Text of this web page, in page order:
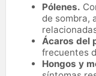
Pólenes.
de sombra,
Ácaros del
frecuentes
Hongos y